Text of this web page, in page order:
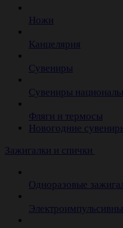
Ножи
Канцелярия
Сувениры
Сувениры
Фляги и термосы
Новогодние
Зажигалки и спички
Одноразовые